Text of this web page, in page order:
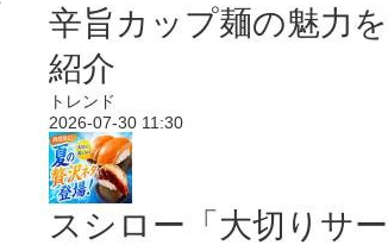
辛旨カップ麺の魅力を
紹介
トレンド
2026-07-30 11:30
スシロー「大切りサー